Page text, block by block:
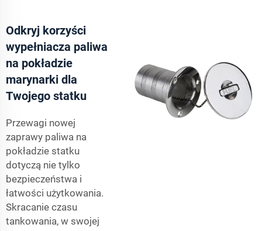
Odkryj korzyści
wypełniacza paliwa
na pokładzie
marynarki dla
Twojego statku
Przewagi nowej
zaprawy paliwa na
pokładzie statku
dotyczą nie tylko
bezpieczeństwa i
łatwości użytkowania.
Skracanie czasu
tankowania, w swojej